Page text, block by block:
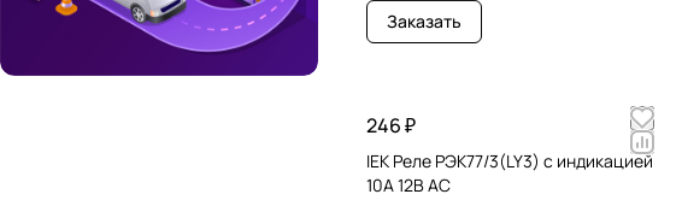
Заказать
246 ₽
IEK Реле РЭК77/3(LY3) с индикацией
10А 12В AC